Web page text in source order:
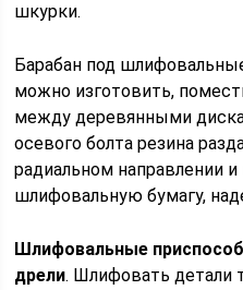
шкурки.
Барабан под
можно изготовить,
между деревянными
осевого болта резина
радиальном направлении
шлифовальную бумагу,
Шлифовальные
дрели. Шлифовать детали